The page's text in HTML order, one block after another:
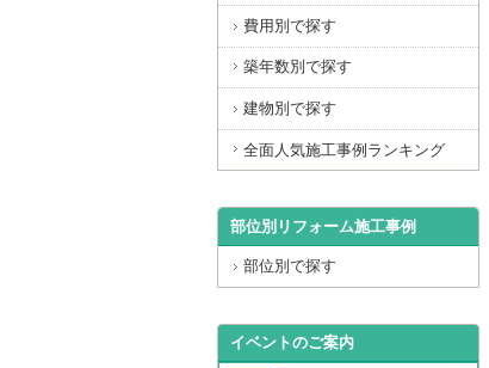
費用別で探す
築年数別で探す
建物別で探す
全面人気施工事例ランキング
部位別リフォーム施工事例
部位別で探す
イベントのご案内